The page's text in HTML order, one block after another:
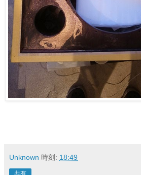
Unknown 時刻: 18:49
共有